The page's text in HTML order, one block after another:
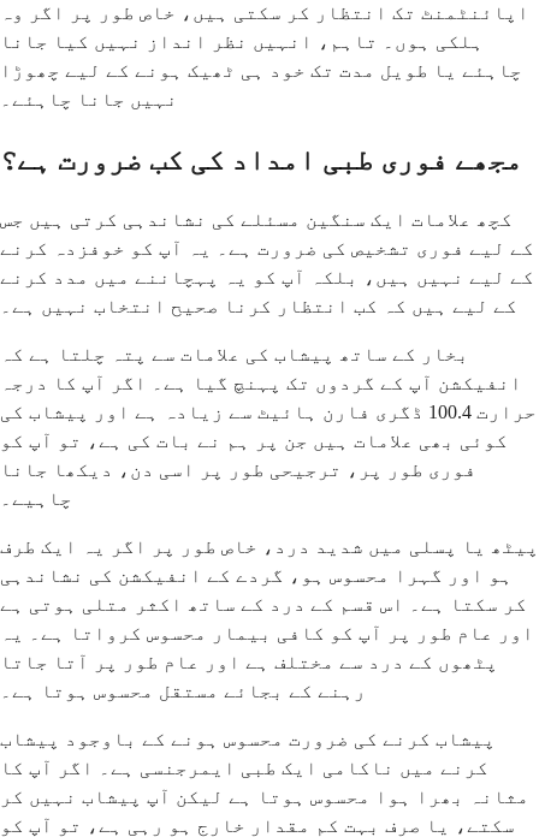
اپائنٹمنٹ تک انتظار کر سکتی ہیں، خاص طور پر اگر وہ
ہلکی ہوں۔ تاہم، انہیں نظر انداز نہیں کیا جانا
چاہئے یا طویل مدت تک خود ہی ٹھیک ہونے کے لیے چھوڑا
نہیں جانا چاہئے۔
مجھے فوری طبی امداد کی کب ضرورت ہے؟
کچھ علامات ایک سنگین مسئلے کی نشاندہی کرتی ہیں جس
کے لیے فوری تشخیص کی ضرورت ہے۔ یہ آپ کو خوفزدہ کرنے
کے لیے نہیں ہیں، بلکہ آپ کو یہ پہچاننے میں مدد کرنے
کے لیے ہیں کہ کب انتظار کرنا صحیح انتخاب نہیں ہے۔
بخار کے ساتھ پیشاب کی علامات سے پتہ چلتا ہے کہ
انفیکشن آپ کے گردوں تک پہنچ گیا ہے۔ اگر آپ کا درجہ
حرارت 100.4 ڈگری فارن ہائیٹ سے زیادہ ہے اور پیشاب کی
کوئی بھی علامات ہیں جن پر ہم نے بات کی ہے، تو آپ کو
فوری طور پر، ترجیحی طور پر اسی دن، دیکھا جانا
چاہیے۔
پیٹھ یا پسلی میں شدید درد، خاص طور پر اگر یہ ایک طرف
ہو اور گہرا محسوس ہو، گردے کے انفیکشن کی نشاندہی
کر سکتا ہے۔ اس قسم کے درد کے ساتھ اکثر متلی ہوتی ہے
اور عام طور پر آپ کو کافی بیمار محسوس کرواتا ہے۔ یہ
پٹھوں کے درد سے مختلف ہے اور عام طور پر آتا جاتا
رہنے کے بجائے مستقل محسوس ہوتا ہے۔
پیشاب کرنے کی ضرورت محسوس ہونے کے باوجود پیشاب
کرنے میں ناکامی ایک طبی ایمرجنسی ہے۔ اگر آپ کا
مثانہ بھرا ہوا محسوس ہوتا ہے لیکن آپ پیشاب نہیں کر
سکتے، یا صرف بہت کم مقدار خارج ہو رہی ہے، تو آپ کو